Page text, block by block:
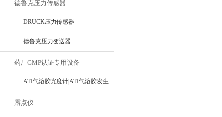
德鲁克压力传感器
DRUCK压力传感器
德鲁克压力变送器
药厂GMP认证专用设备
ATI气溶胶光度计|ATI气溶胶发生
器
露点仪